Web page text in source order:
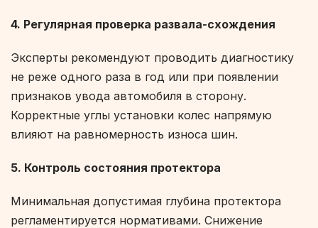
4. Регулярная проверка развала-схождения
Эксперты рекомендуют проводить диагностику
не реже одного раза в год или при появлении
признаков увода автомобиля в сторону.
Корректные углы установки колес напрямую
влияют на равномерность износа шин.
5. Контроль состояния протектора
Минимальная допустимая глубина протектора
регламентируется нормативами. Снижение